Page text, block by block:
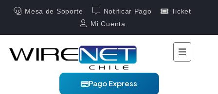
Mesa de Soporte Notificar Pago
Ticket
Mi Cuenta
Pago Express
Obligaciones
de WireNet Chile